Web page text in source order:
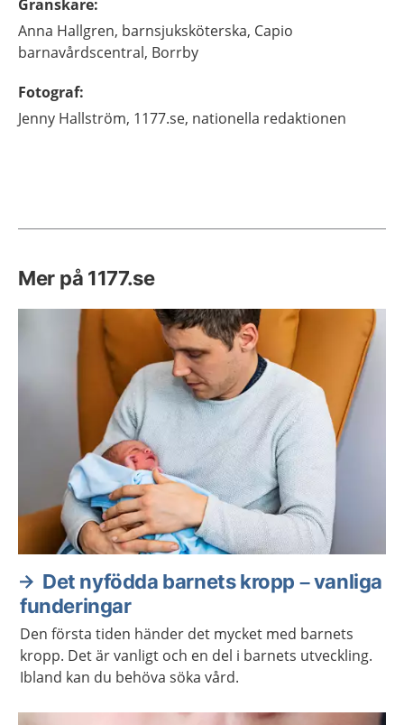
Granskare:
Anna Hallgren, barnsjuksköterska, Capio
barnavårdscentral, Borrby
Fotograf:
Jenny Hallström, 1177.se, nationella redaktionen
Mer på 1177.se
Det nyfödda barnets kropp – vanliga
funderingar
Den första tiden händer det mycket med barnets
kropp. Det är vanligt och en del i barnets utveckling.
Ibland kan du behöva söka vård.